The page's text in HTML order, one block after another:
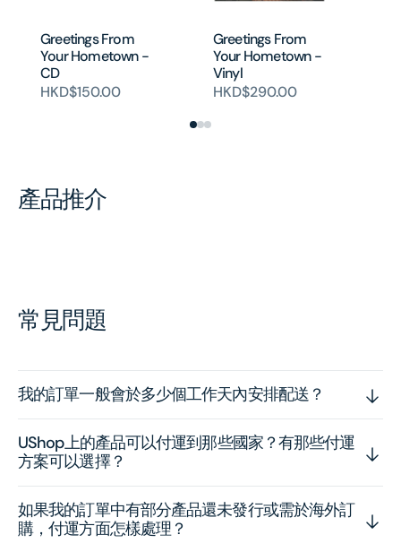
Greetings From
Your Hometown -
CD
HKD$150.00
Greetings From
Your Hometown -
Vinyl
HKD$290.00
產品推介
常見問題
我的訂單一般會於多少個工作天內安排配送？
UShop上的產品可以付運到那些國家？有那些付運
方案可以選擇？
如果我的訂單中有部分產品還未發行或需於海外訂
購，付運方面怎樣處理？